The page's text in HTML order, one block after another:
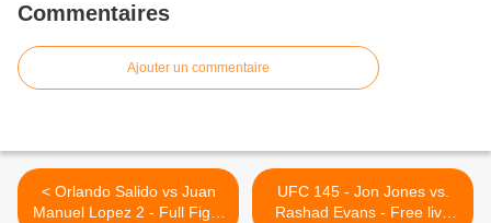
Commentaires
Ajouter un commentaire
< Orlando Salido vs Juan
Manuel Lopez 2 - Full Fight
UFC 145 - Jon Jones vs.
Rashad Evans - Free live